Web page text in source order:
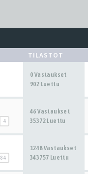
TILASTOT
0 Vastaukset
902 Luettu
4
46 Vastaukset
35372 Luettu
84
1248 Vastaukset
343757 Luettu